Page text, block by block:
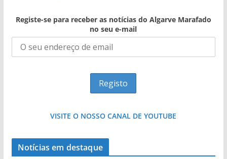
Registe-se para receber as notícias do Algarve Marafado
no seu e-mail
VISITE O NOSSO CANAL DE YOUTUBE
Notícias em destaque